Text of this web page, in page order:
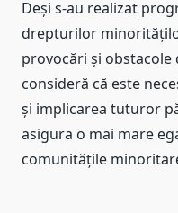
Deși s-au realizat
drepturilor
provocări și obstacole
consideră că este
și implicarea tuturor
asigura o mai mare
comunitățile